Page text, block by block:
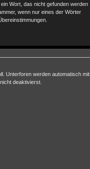
Wort, das nicht gefunden werden
wenn nur eines der Wörter
Unterforen werden automatisch mit
deaktivierst.